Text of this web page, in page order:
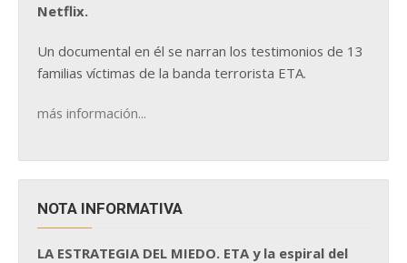
Netflix.
Un documental en él se narran los testimonios de 13
familias víctimas de la banda terrorista ETA.
más información...
NOTA INFORMATIVA
LA ESTRATEGIA DEL MIEDO. ETA y la espiral del